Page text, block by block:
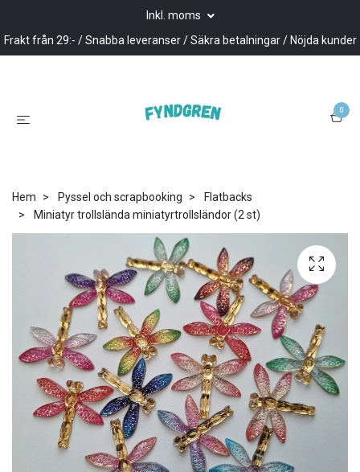
Inkl. moms
Frakt från 29:- / Snabba leveranser / Säkra betalningar / Nöjda kunder
0
Hem Pyssel och scrapbooking
Flatbacks
Miniatyr trollslända miniatyrtrollsländor (2 st)